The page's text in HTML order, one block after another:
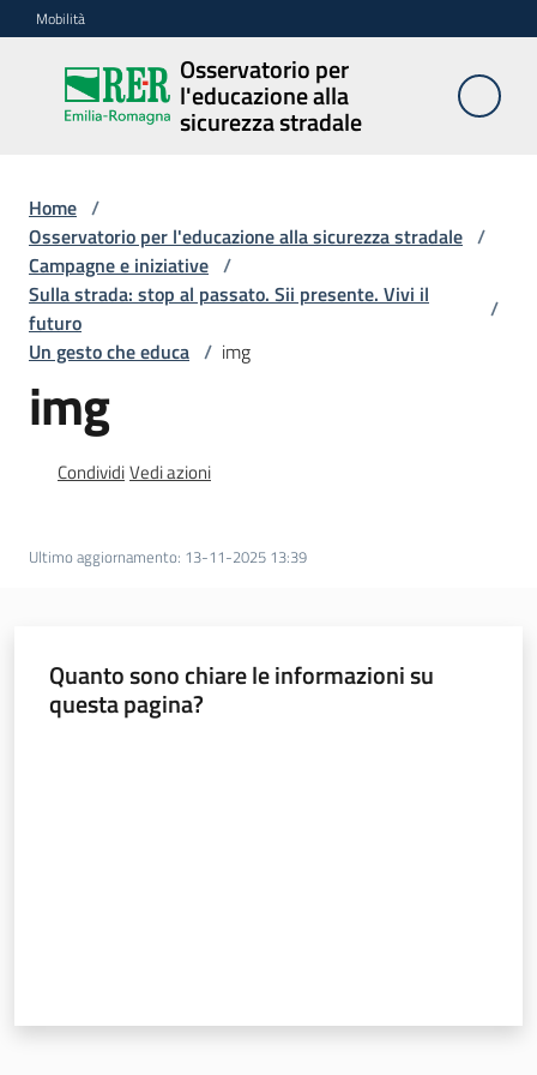
Vai al contenuto
Vai alla navigazione
Vai al footer
Mobilità
Osservatorio per
l'educazione alla
sicurezza stradale
Osservatorio
per
l'educazione
stradale
Cosa
facciamo
Campagne
Menu selezionato
didattici
Home /
Osservatorio per l'educazione alla sicurezza stradale /
Campagne e iniziative /
Sulla strada: stop al passato. Sii presente. Vivi il
futuro
/
Un gesto che educa / img
img
CondividiVedi azioni
Ultimo aggiornamento: 13-11-2025 13:39
Quanto sono chiare le informazioni su
questa pagina?